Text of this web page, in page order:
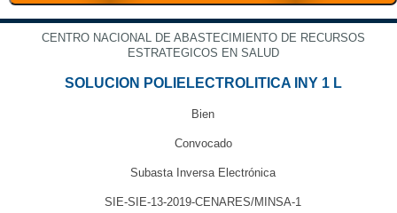
CENTRO NACIONAL DE ABASTECIMIENTO DE RECURSOS
ESTRATEGICOS EN SALUD
SOLUCION POLIELECTROLITICA INY 1 L
Bien
Convocado
Subasta Inversa Electrónica
SIE-SIE-13-2019-CENARES/MINSA-1